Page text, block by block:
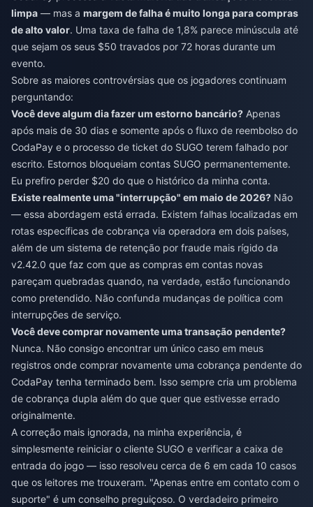
limpa — mas a margem de falha é muito longa para compras
de alto valor. Uma taxa de falha de 1,8% parece minúscula até
que sejam os seus $50 travados por 72 horas durante um
evento.
Sobre as maiores controvérsias que os jogadores continuam
perguntando:
Você deve algum dia fazer um estorno bancário? Apenas
após mais de 30 dias e somente após o fluxo de reembolso do
CodaPay e o processo de ticket do SUGO terem falhado por
escrito. Estornos bloqueiam contas SUGO permanentemente.
Eu prefiro perder $20 do que o histórico da minha conta.
Existe realmente uma "interrupção" em maio de 2026? Não
— essa abordagem está errada. Existem falhas localizadas em
rotas específicas de cobrança via operadora em dois países,
além de um sistema de retenção por fraude mais rígido da
v2.42.0 que faz com que as compras em contas novas
pareçam quebradas quando, na verdade, estão funcionando
como pretendido. Não confunda mudanças de política com
interrupções de serviço.
Você deve comprar novamente uma transação pendente?
Nunca. Não consigo encontrar um único caso em meus
registros onde comprar novamente uma cobrança pendente do
CodaPay tenha terminado bem. Isso sempre cria um problema
de cobrança dupla além do que quer que estivesse errado
originalmente.
A correção mais ignorada, na minha experiência, é
simplesmente reiniciar o cliente SUGO e verificar a caixa de
entrada do jogo — isso resolveu cerca de 6 em cada 10 casos
que os leitores me trouxeram. "Apenas entre em contato com o
suporte" é um conselho preguiçoso. O verdadeiro primeiro